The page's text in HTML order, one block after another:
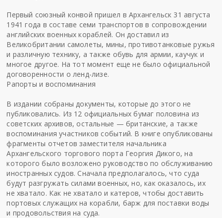
Первый союзный конвой пришел в Архангельск 31 августа
1941 года в составе семи транспортов в сопровождении
английских военных кораблей. Он доставил из
Великобритании самолеты, мины, противотанковые ружья
и различную технику, а также обувь для армии, каучук и
многое другое. На тот момент еще не было официальной
договоренности о ленд-лизе.
Рапорты и воспоминания
В издании собраны документы, которые до этого не
публиковались. Из 12 официальных бумаг половина из
советских архивов, остальные — британские, а также
воспоминания участников событий. В книге опубликованы
фрагменты отчетов заместителя начальника
Архангельского торгового порта Георгия Дикого, на
которого было возложено руководство по обслуживанию
иностранных судов. Сначала предполагалось, что суда
будут разгружать силами военных, но, как оказалось, их
не хватало. Как не хватало и катеров, чтобы доставить
портовых служащих на корабли, барж для поставки воды
и продовольствия на суда.